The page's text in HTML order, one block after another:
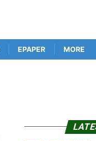
EPAPER MORE